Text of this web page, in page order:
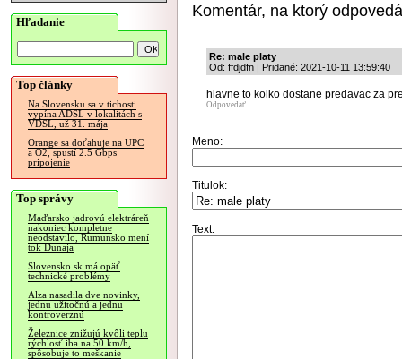
Hľadanie
Top články
Na Slovensku sa v tichosti
vypína ADSL v lokalitách s
VDSL, už 31. mája
Orange sa doťahuje na UPC
a O2, spustí 2.5 Gbps
pripojenie
Top správy
Maďarsko jadrovú elektráreň
nakoniec kompletne
neodstavilo, Rumunsko mení
tok Dunaja
Slovensko.sk má opäť
technické problémy
Alza nasadila dve novinky,
jednu užitočnú a jednu
kontroverznú
Železnice znižujú kvôli teplu
rýchlosť iba na 50 km/h,
spôsobuje to meškanie
Komentár, na ktorý
Re: male platy
Od: ffdjdfn | Pridané: 2021-10-11 13:59:40
hlavne to kolko dostane predavac za
Odpovedať
Meno:
Titulok:
Text: